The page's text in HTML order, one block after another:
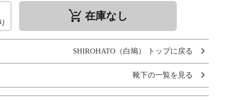
remove_shopping_cart 在庫なし
SHIROHATO（白鳩） トップに戻る
靴下の一覧を見る